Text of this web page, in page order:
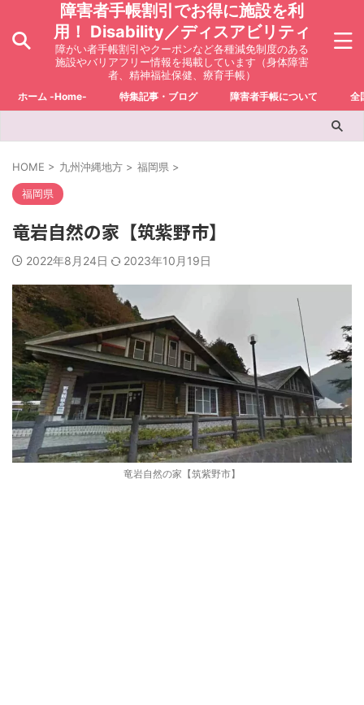
障害者手帳割引でお得に施設を利
用！ Disability／ディスアビリティ
障がい者手帳割引やクーポンなど各種減免制度のある
施設やバリアフリー情報を掲載しています（身体障害
者、精神福祉保健、療育手帳）
ホーム -Home- 特集記事・ブログ 障害者手帳について 全
HOME > 九州沖縄地方 > 福岡県 >
福岡県
竜岩自然の家【筑紫野市】
2022年8月24日 2023年10月19日
竜岩自然の家【筑紫野市】